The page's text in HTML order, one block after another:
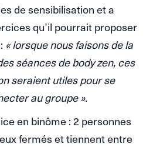
de sensibilisation et a
qu’il pourrait proposer
« lorsque nous faisons de la
séances de body zen, ces
seraient utiles pour se
au groupe ».
en binôme : 2 personnes
fermés et tiennent entre